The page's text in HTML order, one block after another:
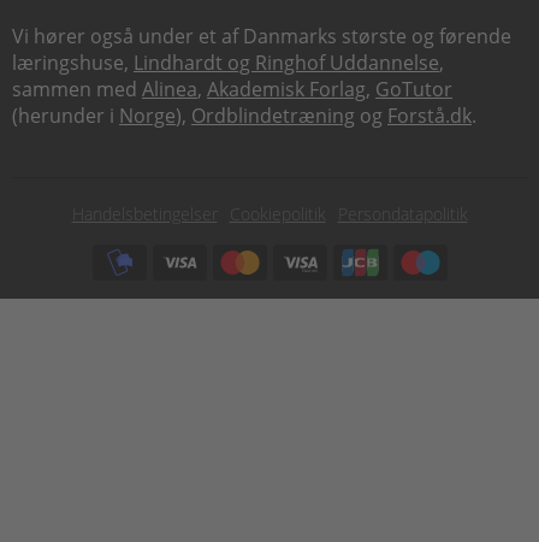
Vi hører også under et af Danmarks største og førende
læringshuse, Lindhardt og Ringhof Uddannelse,
sammen med Alinea, Akademisk Forlag, GoTutor
(herunder i Norge), Ordblindetræning og Forstå.dk.
Subfooter
Handelsbetingelser Cookiepolitik
Persondatapolitik
Subfooter
payment
options